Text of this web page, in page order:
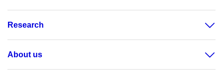
Research
About us